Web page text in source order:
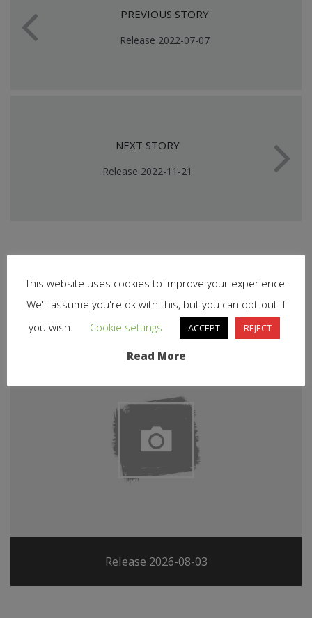
PREVIOUS STORY
Release 2022-07-07
NEXT STORY
Release 2022-11-21
Release 2026-08-03
This website uses cookies to improve your experience.
We'll assume you're ok with this, but you can opt-out if
you wish.
Cookie settings ACCEPT REJECT
Read More